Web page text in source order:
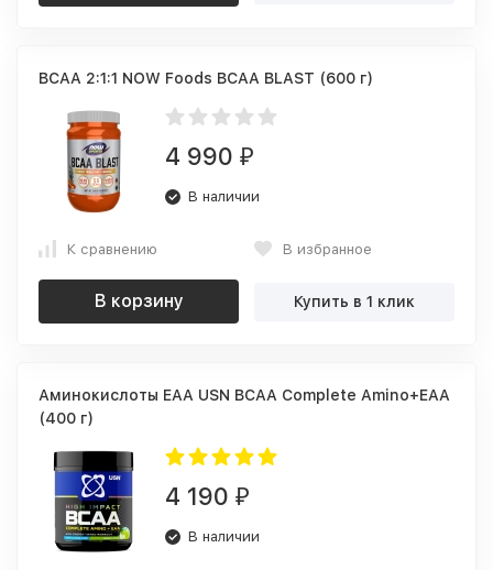
BCAA 2:1:1 NOW Foods BCAA BLAST (600 г)
4 990 ₽
В наличии
К сравнению В избранное
В корзину Купить в 1 клик
Аминокислоты EAA USN BCAA Complete Amino+EAA
(400 г)
4 190 ₽
В наличии